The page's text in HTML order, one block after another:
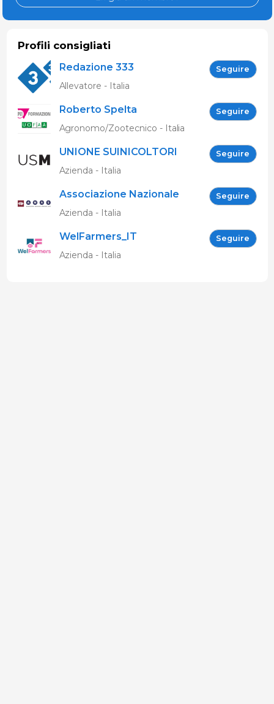
Profili consigliati
Redazione 333 Seguire
Allevatore - Italia
Roberto Spelta Seguire
Agronomo/Zootecnico - Italia
UNIONE SUINICOLTORI
MARCHIGIANI
Seguire
Azienda - Italia
Associazione Nazionale
Allevatori Suini (ANAS)
Seguire
Azienda - Italia
WelFarmers_IT Seguire
Azienda - Italia